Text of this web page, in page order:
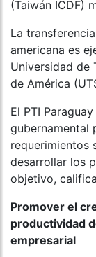
(Taiwán ICDF)
La
americana es
Universidad de
de América
El PTI
gubernamental
requerimientos
desarrollar los
objetivo,
Promover el
productividad
empresarial